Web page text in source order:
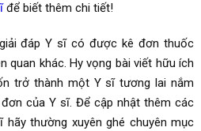
để biết thêm chi tiết!
đáp Y sĩ có được kê đơn thuốc
quan khác. Hy vọng bài viết hữu ích
trở thành một Y sĩ tương lai nắm
của Y sĩ. Để cập nhật thêm các
hãy thường xuyên ghé chuyên mục